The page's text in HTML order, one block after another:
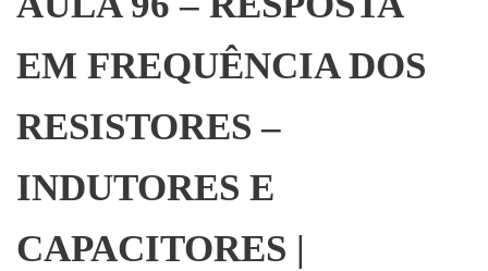
EM FREQUÊNCIA DOS
RESISTORES –
INDUTORES E
CAPACITORES |